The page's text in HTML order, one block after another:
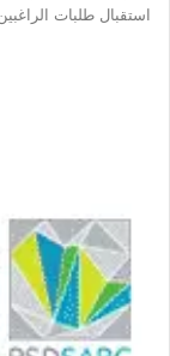
استقبال طلبات